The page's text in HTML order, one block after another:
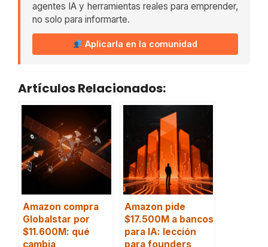
agentes IA y herramientas reales para emprender,
no solo para informarte.
Aplicarla en la comunidad
Artículos Relacionados:
Amazon compra
Globalstar por
$11.600M: qué
cambia
Amazon pide
$17.500M a bancos
para IA: lección
para founders